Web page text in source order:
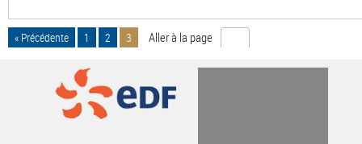
« Précédente 1 2 3 Aller à la page